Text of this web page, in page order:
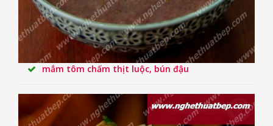
mắm tôm chấm thịt luộc, bún đậu